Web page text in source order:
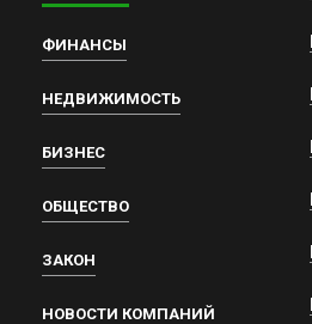
ФИНАНСЫ
НЕДВИЖИМОСТЬ
БИЗНЕС
ОБЩЕСТВО
ЗАКОН
НОВОСТИ КОМПАНИЙ